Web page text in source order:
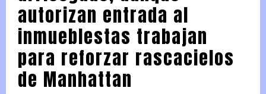
autorizan entrada al
inmueblestas trabajan
para reforzar rascacielos
de Manhattan